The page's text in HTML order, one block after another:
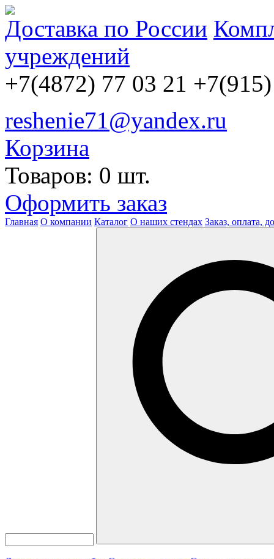
Доставка по России
учреждений
+7(4872) 77 03 21
reshenie71@yandex.ru
Корзина
Товаров: 0 шт.
Оформить заказ
Главная О компании Каталог О наших стендах Заказ, оплата,